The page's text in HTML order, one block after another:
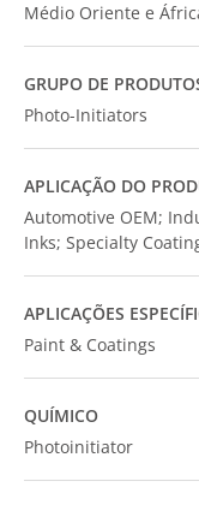
Médio Oriente e
GRUPO DE
Photo-Initiators
APLICAÇÃO DO
Automotive OEM;
Inks; Specialty
APLICAÇÕES
Paint & Coatings
QUÍMICO
Photoinitiator